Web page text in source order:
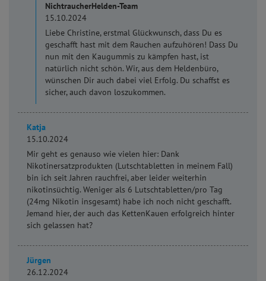
NichtraucherHelden-Team
15.10.2024
Liebe Christine, erstmal Glückwunsch, dass Du es
geschafft hast mit dem Rauchen aufzuhören! Dass Du
nun mit den Kaugummis zu kämpfen hast, ist
natürlich nicht schön. Wir, aus dem Heldenbüro,
wünschen Dir auch dabei viel Erfolg. Du schaffst es
sicher, auch davon loszukommen.
Katja
15.10.2024
Mir geht es genauso wie vielen hier: Dank
Nikotinersatzprodukten (Lutschtabletten in meinem Fall)
bin ich seit Jahren rauchfrei, aber leider weiterhin
nikotinsüchtig. Weniger als 6 Lutschtabletten/pro Tag
(24mg Nikotin insgesamt) habe ich noch nicht geschafft.
Jemand hier, der auch das KettenKauen erfolgreich hinter
sich gelassen hat?
Jürgen
26.12.2024